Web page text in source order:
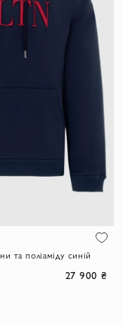
та поліаміду синій
27 900 ₴